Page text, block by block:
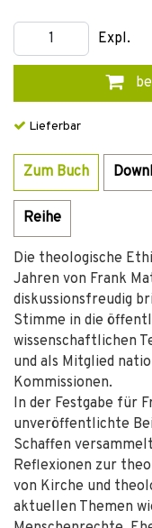
Expl.
Lieferbar
Zum Buch
Reihe
Die theologische
Jahren von Frank
diskussionsfreudig
Stimme in die
wissenschaftlichen
und als Mitglied
Kommissionen.
In der Festgabe für
unveröffentlichte
Schaffen
Reflexionen zur
von Kirche und
aktuellen Themen